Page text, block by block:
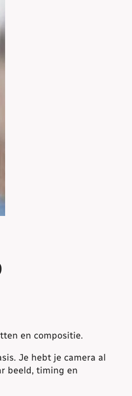
en compositie.
Je hebt je camera al
beeld, timing en